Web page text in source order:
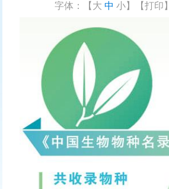
字体：【 大 中 小】 【打印】